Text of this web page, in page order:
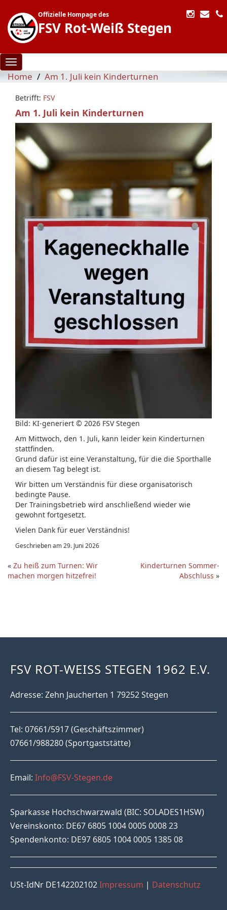
Offizielle Hompage des
FSV Rot-Weiß Stegen
Toggle navigation
Home Am 1. Juli kein Kinderturnen
Betrifft: FSV
Am 1. Juli kein Kinderturnen
Bild: KI-generiert © 2026 FSV Stegen
Am Mittwoch, den 1. Juli, kann leider kein Kinderturnen
stattfinden.
Grund dafür ist eine Veranstaltung, für die die Sporthalle
an diesem Tag belegt ist.
Wir bitten um Verständnis für diese organisatorisch
bedingte Pause.
Der Trainingsbetrieb wird anschließend wieder wie
gewohnt fortgesetzt.
Vielen Dank für euer Verständnis!
Geschrieben am 29. Juni 2026
« Zu heiß zum Turnen: Wir
machen morgen hitzefrei!
Kinderturnen Sommer-
Abschluss »
FSV ROT-WEISS STEGEN 1962 E.V.
Adresse: Zehn Jaucherten 1 79252 Stegen
Tel: 07661/5917 (Geschäftszimmer)
07661/988280 (Sportgaststätte)
Email: Info@FSV-Stegen.de
Sparkasse Hochschwarzwald (BIC: SOLADES1HSW)
Vereinskonto: DE67 6805 1004 0005 0008 23
Spendenkonto: DE97 6805 1004 0005 1385 08
USt-IdNr DE142202102Impressum | Datenschutz